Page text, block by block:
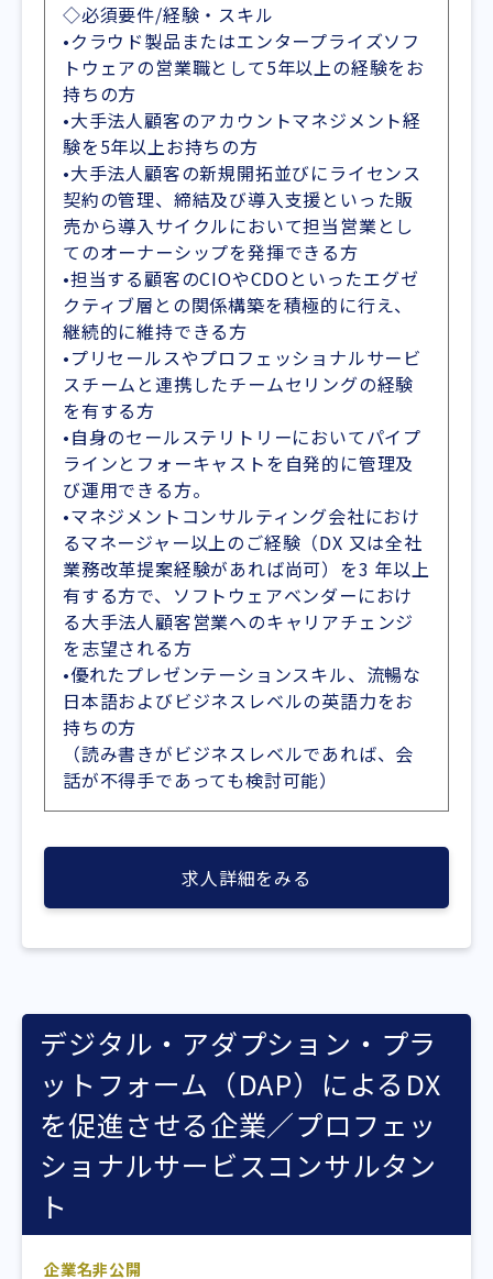
◇必須要件/経験・スキル
•クラウド製品またはエンタープライズソフ
トウェアの営業職として5年以上の経験をお
持ちの方
•大手法人顧客のアカウントマネジメント経
験を5年以上お持ちの方
•大手法人顧客の新規開拓並びにライセンス
契約の管理、締結及び導入支援といった販
売から導入サイクルにおいて担当営業とし
てのオーナーシップを発揮できる方
•担当する顧客のCIOやCDOといったエグゼ
クティブ層との関係構築を積極的に行え、
継続的に維持できる方
•プリセールスやプロフェッショナルサービ
スチームと連携したチームセリングの経験
を有する方
•自身のセールステリトリーにおいてパイプ
ラインとフォーキャストを自発的に管理及
び運用できる方。
•マネジメントコンサルティング会社におけ
るマネージャー以上のご経験（DX 又は全社
業務改革提案経験があれば尚可）を3 年以上
有する方で、ソフトウェアベンダーにおけ
る大手法人顧客営業へのキャリアチェンジ
を志望される方
•優れたプレゼンテーションスキル、流暢な
日本語およびビジネスレベルの英語力をお
持ちの方
（読み書きがビジネスレベルであれば、会
話が不得手であっても検討可能）
求人詳細をみる
デジタル・アダプション・プラ
ットフォーム（DAP）によるDX
を促進させる企業／プロフェッ
ショナルサービスコンサルタン
ト
企業名非公開